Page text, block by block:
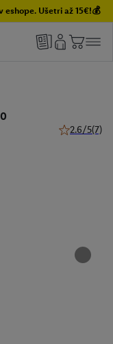
Ušetri až 15€!💰
2.6/5(7)